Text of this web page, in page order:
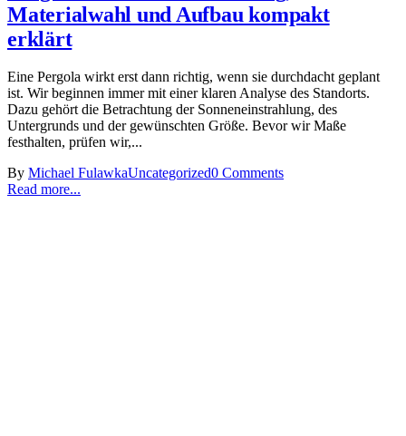
Materialwahl und Aufbau kompakt
erklärt
Eine Pergola wirkt erst dann richtig, wenn sie durchdacht geplant
ist. Wir beginnen immer mit einer klaren Analyse des Standorts.
Dazu gehört die Betrachtung der Sonneneinstrahlung, des
Untergrunds und der gewünschten Größe. Bevor wir Maße
festhalten, prüfen wir,...
By Michael FulawkaUncategorized0 Comments
Read more...